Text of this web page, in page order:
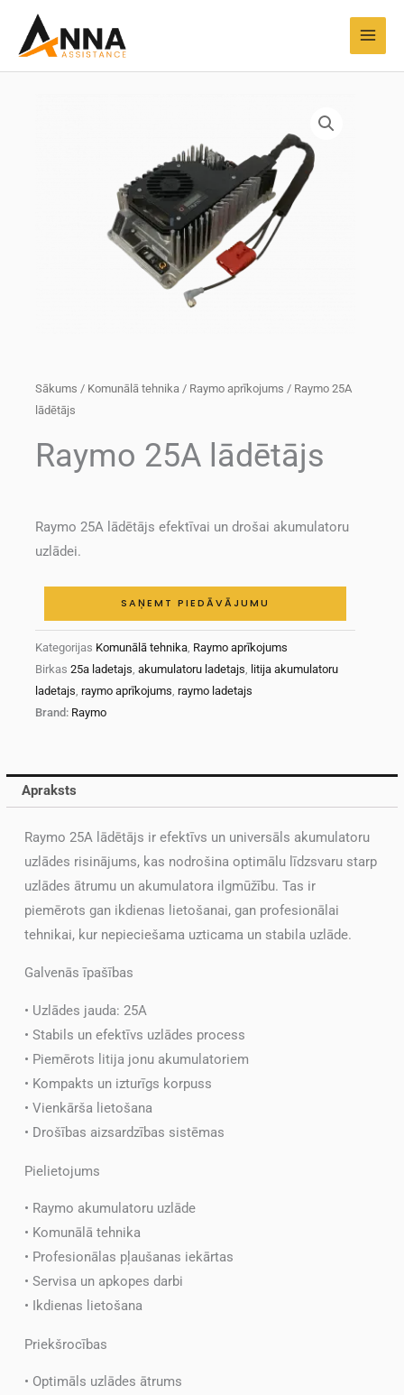
saturu
Sākums / Komunālā tehnika / Raymo aprīkojums / Raymo 25A
lādētājs
Raymo 25A lādētājs
Raymo 25A lādētājs efektīvai un drošai akumulatoru
uzlādei.
SAŅEMT PIEDĀVĀJUMU
Kategorijas Komunālā tehnika Raymo aprīkojums
Birkas 25a ladetajs ,akumulatoru ladetajs litija akumulatoru
ladetajs ,raymo aprīkojums ,raymo ladetajs
Brand: Raymo
Apraksts
Raymo 25A lādētājs ir efektīvs un universāls akumulatoru
uzlādes risinājums, kas nodrošina optimālu līdzsvaru starp
uzlādes ātrumu un akumulatora ilgmūžību. Tas ir
piemērots gan ikdienas lietošanai, gan profesionālai
tehnikai, kur nepieciešama uzticama un stabila uzlāde.
Galvenās īpašības
• Uzlādes jauda: 25A
• Stabils un efektīvs uzlādes process
• Piemērots litija jonu akumulatoriem
• Kompakts un izturīgs korpuss
• Vienkārša lietošana
• Drošības aizsardzības sistēmas
Pielietojums
• Raymo akumulatoru uzlāde
• Komunālā tehnika
• Profesionālas pļaušanas iekārtas
• Servisa un apkopes darbi
• Ikdienas lietošana
Priekšrocības
• Optimāls uzlādes ātrums